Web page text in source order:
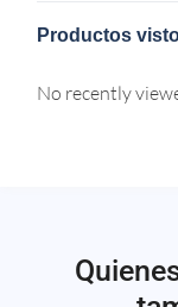
Productos
No recently